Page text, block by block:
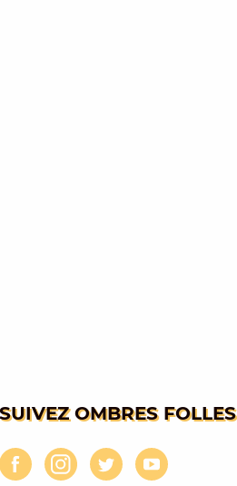
SUIVEZ OMBRES FOLLES